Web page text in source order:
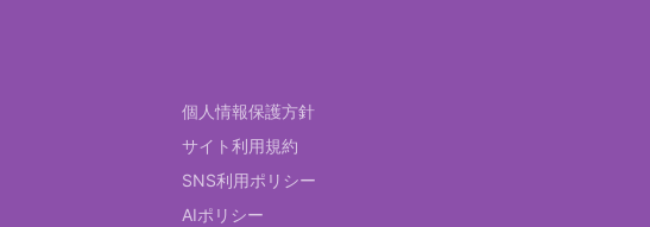
個人情報保護方針
サイト利用規約
SNS利用ポリシー
AIポリシー